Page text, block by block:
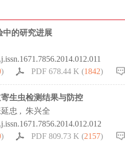
中的研究进展
) PDF 678.44 K (1842)
生虫检测结果与防控
忠 , 朱兴全
) PDF 809.73 K (2157)